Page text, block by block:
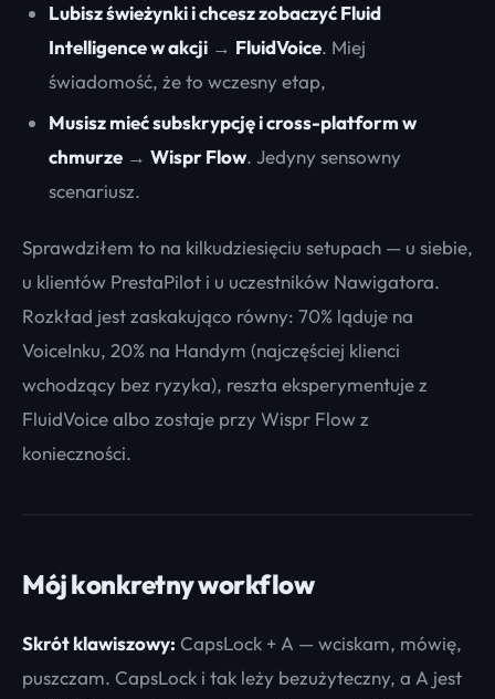
Lubisz świeżynki i chcesz zobaczyć Fluid
Intelligence w akcji → FluidVoice. Miej
świadomość, że to wczesny etap,
Musisz mieć subskrypcję i cross-platform w
chmurze → Wispr Flow. Jedyny sensowny
scenariusz.
Sprawdziłem to na kilkudziesięciu setupach — u siebie,
u klientów PrestaPilot i u uczestników Nawigatora.
Rozkład jest zaskakująco równy: 70% ląduje na
VoiceInku, 20% na Handym (najczęściej klienci
wchodzący bez ryzyka), reszta eksperymentuje z
FluidVoice albo zostaje przy Wispr Flow z
konieczności.
Mój konkretny workflow
Skrót klawiszowy: CapsLock + A — wciskam, mówię,
puszczam. CapsLock i tak leży bezużyteczny, a A jest